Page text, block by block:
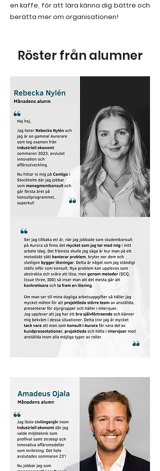
en kaffe, för att lära känna dig bättre och
berätta mer om organisationen!
Röster från alumner